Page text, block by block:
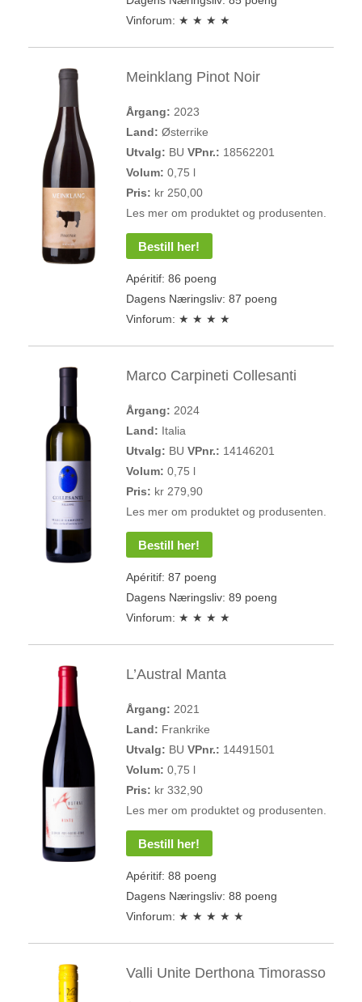
Vinforum: ★ ★ ★ ★
Meinklang Pinot Noir
Årgang: 2023
Land: Østerrike
Utvalg: BU VPnr.: 18562201
Volum: 0,75 l
Pris: kr 250,00
Les mer om produktet og produsenten.
Bestill her!
Apéritif: 86 poeng
Dagens Næringsliv: 87 poeng
Vinforum: ★ ★ ★ ★
Marco Carpineti Collesanti
Årgang: 2024
Land: Italia
Utvalg: BU VPnr.: 14146201
Volum: 0,75 l
Pris: kr 279,90
Les mer om produktet og produsenten.
Bestill her!
Apéritif: 87 poeng
Dagens Næringsliv: 89 poeng
Vinforum: ★ ★ ★ ★
L’Austral Manta
Årgang: 2021
Land: Frankrike
Utvalg: BU VPnr.: 14491501
Volum: 0,75 l
Pris: kr 332,90
Les mer om produktet og produsenten.
Bestill her!
Apéritif: 88 poeng
Dagens Næringsliv: 88 poeng
Vinforum: ★ ★ ★ ★ ★
Valli Unite Derthona Timorasso